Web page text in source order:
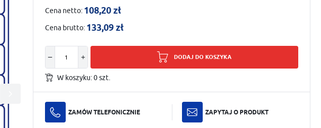
Cena netto: 108,20 zł
Cena brutto: 133,09 zł
DODAJ DO KOSZYKA
W koszyku:0szt.
ZAMÓW TELEFONICZNIE ZAPYTAJ O PRODUKT